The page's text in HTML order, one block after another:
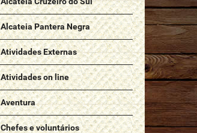
Alcateia Pantera Negra
Atividades Externas
Atividades on line
Aventura
Chefes e voluntários